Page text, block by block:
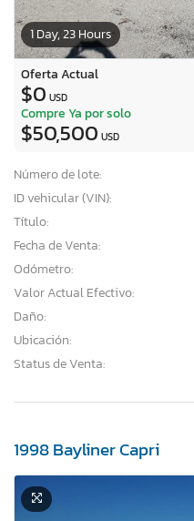
1 Day, 23 Hours
Oferta Actual
$0 USD
Compre Ya por solo
$50,500 USD
Número de lote:
ID vehicular (VIN):
Título:
Fecha de Venta:
Odómetro:
Valor Actual Efectivo:
Daño:
Ubicación:
Status de Venta:
1998 Bayliner Capri